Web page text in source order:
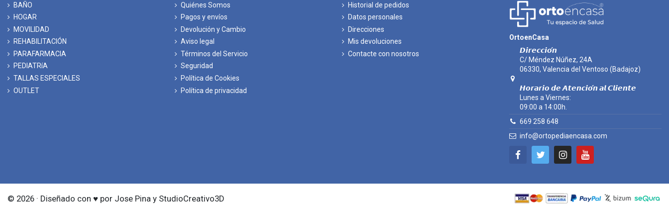
BAÑO
HOGAR
MOVILIDAD
REHABILITACIÓN
PARAFARMACIA
PEDIATRíA
TALLAS ESPECIALES
OUTLET
Quiénes Somos
Pagos y envíos
Devolución y Cambio
Aviso legal
Términos del Servicio
Seguridad
Política de Cookies
Política de privacidad
Historial de pedidos
Datos personales
Direcciones
Mis devoluciones
Contacte con nosotros
OrtoenCasa
𝘿𝙞𝙧𝙚𝙘𝙘𝙞𝙤́𝙣
C/ Méndez Núñez, 24A
06330, Valencia del Ventoso (Badajoz)
𝙃𝙤𝙧𝙖𝙧𝙞𝙤 𝙙𝙚 𝘼𝙩𝙚𝙣𝙘𝙞𝙤́𝙣 𝙖𝙡 𝘾𝙡𝙞𝙚𝙣𝙩𝙚
Lunes a Viernes:
09:00 a 14:00h.
669 258 648
info@ortopediaencasa.com
© 2026 · Diseñado con ♥ por Jose Pina y StudioCreativo3D